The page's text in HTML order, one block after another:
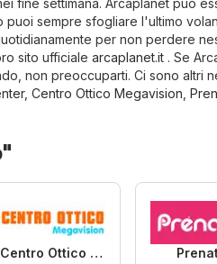
fine settimana. Arcaplanet può
puoi sempre sfogliare l'ultimo
per non perdere
sito ufficiale arcaplanet.it . Se
non preoccuparti. Ci sono altri
, Centro Ottico Megavision
Centro Ottico Megavision